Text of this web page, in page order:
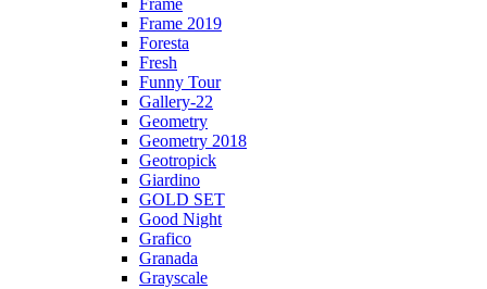
Frame
Frame 2019
Foresta
Fresh
Funny Tour
Gallery-22
Geometry
Geometry 2018
Geotropick
Giardino
GOLD SET
Good Night
Grafico
Granada
Grayscale